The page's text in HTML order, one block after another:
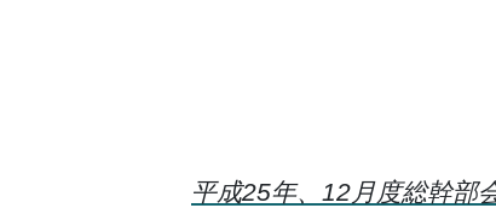
平成25年、12月度総幹部